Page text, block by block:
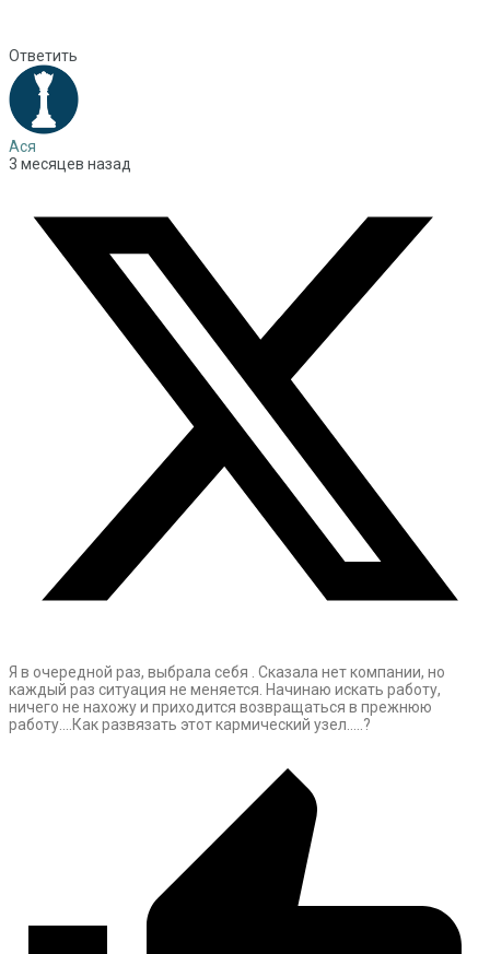
Ответить
Ася
3 месяцев назад
Я в очередной раз, выбрала себя . Сказала нет компании, но
каждый раз ситуация не меняется. Начинаю искать работу,
ничего не нахожу и приходится возвращаться в прежнюю
работу….Как развязать этот кармический узел…..?